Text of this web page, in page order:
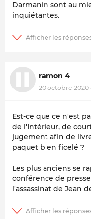
Darmanin sont au
inquiétantes.
ramon 4
20 octobre 2020
Est-ce que ce n'est
de l'Intérieur, de
jugement afin de
paquet bien ficelé ?
Les plus anciens se
conférence de
l'assassinat de Jean